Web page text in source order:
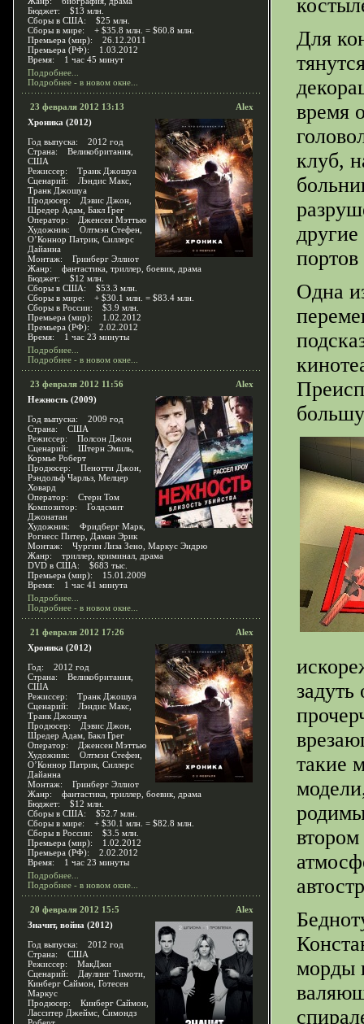
Бюджет: $13 млн.
Сборы в США: $25 млн.
Сборы в мире: + $35.8 млн. = $60.8 млн.
Премьера (мир): 26.12.2011
Премьера (РФ): 1.03.2012
Время: 1 час 45 минут
Подробнее...
Подробнее - в новом окне...
23 февраля 2012 13:13
Alex
Хроника (2012)
Год выпуска: 2012 год
Страна: Великобритания,
США
Режиссер: Транк Джошуа
Сценарий: Лэндис Макс,
Транк Джошуа
Продюсер: Дэвис Джон,
Шредер Адам, Бакл Грег
Оператор: Дженсен Мэттью
Художник: Олтмэн Стефен,
О’Коннор Патрик, Силлерс
Дайанна
Монтаж: Гринберг Эллиот
Жанр: фантастика, триллер, боевик, драма
Бюджет: $12 млн.
Сборы в США: $53.3 млн.
Сборы в мире: + $30.1 млн. = $83.4 млн.
Сборы в России: $3.9 млн.
Премьера (мир): 1.02.2012
Премьера (РФ): 2.02.2012
Время: 1 час 23 минуты
Подробнее...
Подробнее - в новом окне...
23 февраля 2012 11:56
Alex
Нежность (2009)
Год выпуска: 2009 год
Страна: США
Режиссер: Полсон Джон
Сценарий: Штерн Эмиль,
Кормье Роберт
Продюсер: Пенотти Джон,
Рэндольф Чарльз, Мелцер
Ховард
Оператор: Стерн Том
Композитор: Голдсмит
Джонатан
Художник: Фридберг Марк,
Рогнесс Питер, Даман Эрик
Монтаж: Чургин Лиза Зено, Маркус Эндрю
Жанр: триллер, криминал, драма
DVD в США: $683 тыс.
Премьера (мир): 15.01.2009
Время: 1 час 41 минута
Подробнее...
Подробнее - в новом окне...
21 февраля 2012 17:26
Alex
Хроника (2012)
Год: 2012 год
Страна: Великобритания,
США
Режиссер: Транк Джошуа
Сценарий: Лэндис Макс,
Транк Джошуа
Продюсер: Дэвис Джон,
Шредер Адам, Бакл Грег
Оператор: Дженсен Мэттью
Художник: Олтмэн Стефен,
О’Коннор Патрик, Силлерс
Дайанна
Монтаж: Гринберг Эллиот
Жанр: фантастика, триллер, боевик, драма
Бюджет: $12 млн.
Сборы в США: $52.7 млн.
Сборы в мире: + $30.1 млн. = $82.8 млн.
Сборы в России: $3.5 млн.
Премьера (мир): 1.02.2012
Премьера (РФ): 2.02.2012
Время: 1 час 23 минуты
Подробнее...
Подробнее - в новом окне...
20 февраля 2012 15:5
Alex
Значит, война (2012)
Год выпуска: 2012 год
Страна: США
Режиссер: МакДжи
Сценарий: Даулинг Тимоти,
Кинберг Саймон, Готесен
Маркус
Продюсер: Кинберг Саймон,
Ласситер Джеймс, Симондз
Для
время
клуб,
Одна
такие
морды